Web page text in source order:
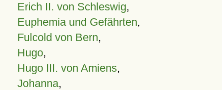
Erich II. von Schleswig,
Euphemia und Gefährten,
Fulcold von Bern,
Hugo,
Hugo III. von Amiens,
Johanna,